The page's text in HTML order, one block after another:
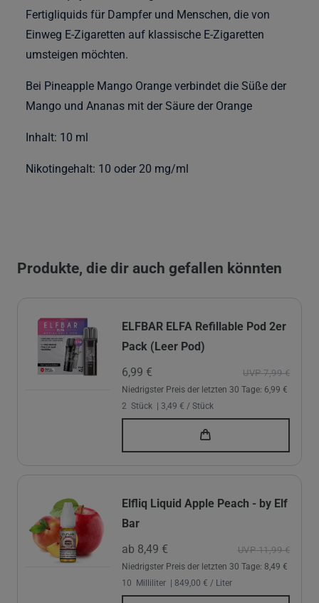
Fertigliquids für Dampfer und Menschen, die von
Einweg E-Zigaretten auf klassische E-Zigaretten
umsteigen möchten.
Bei Pineapple Mango Orange verbindet die Süße der
Mango und Ananas mit der Säure der Orange
Inhalt: 10 ml
Nikotingehalt: 10 oder 20 mg/ml
Produkte, die dir auch gefallen könnten
ELFBAR ELFA Refillable Pod 2er
Pack (Leer Pod)
UVP 7,99 €
6,99 €
Niedrigster Preis der letzten 30 Tage: 6,99 €
2 Stück | 3,49 € / Stück
Elfliq Liquid Apple Peach - by Elf
Bar
UVP 11,99 €
ab 8,49 €
Niedrigster Preis der letzten 30 Tage: 8,49 €
10 Milliliter | 849,00 € / Liter